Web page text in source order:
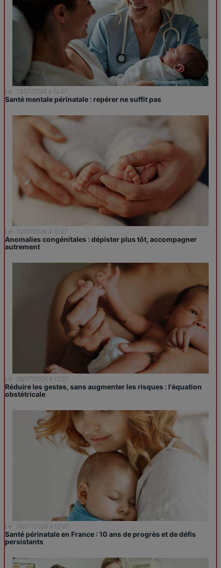
Le : 13/07/2026 à 12:07
Santé mentale périnatale : repérer ne suffit pas
Le : 10/07/2026 à 12:07
Anomalies congénitales : dépister plus tôt, accompagner
autrement
Le : 09/07/2026 à 12:07
Réduire les gestes, sans augmenter les risques : l'équation
obstétricale
Le : 08/07/2026 à 12:07
Santé périnatale en France : 10 ans de progrès et de défis
persistants